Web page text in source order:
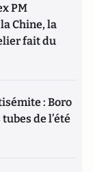
PM
Chine, la
fait du
: Boro
de l’été